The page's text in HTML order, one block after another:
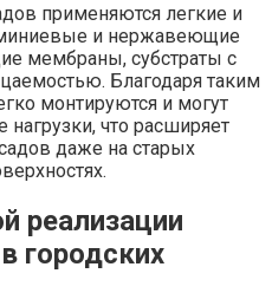
применяются легкие и
и нержавеющие
мембраны, субстраты с
Благодаря таким
монтируются и могут
что расширяет
даже на старых
реализации
городских